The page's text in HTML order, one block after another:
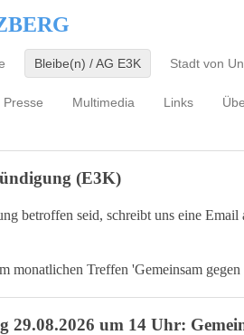
Bleibe(n) / AG E3K Stadt von
Presse Multimedia Links
(E3K)
betroffen seid, schreibt uns eine Email
monatlichen Treffen 'Gemeinsam
29.08.2026 um 14 Uhr: